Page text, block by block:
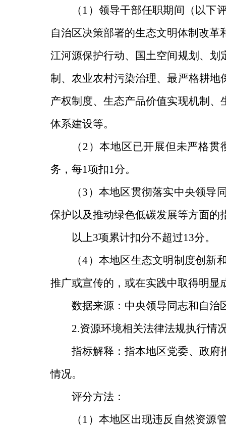
（ 1 ）领导干部任职期间（以下
自治区决策部署的生态文明体制改革
江河源保护行动、国土空间规划、
制、农业农村污染治理、最严格耕
产权制度、生态产品价值实现机制
体系建设等。
（ 2 ）本地区已开展但未严格
务，每1项扣1分。
（3 ）本地区贯彻落实中央领导
保护以及推动绿色低碳发展等方面
以上3项累计扣分不超过13分。
（4）本地区生态文明制度创新
推广或宣传的，或在实践中取得明显
数据来源：中央领导同志和自治
2.资源环境相关法律法规执行情
指标解释：指本地区党委、 政府
情况。
评分方法：
（ 1 ）本地区出现违反自然资源